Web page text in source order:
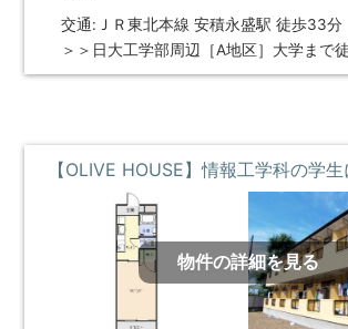
交通:ＪＲ東北本線 安積永盛駅 徒歩33分
＞＞日大工学部周辺［A地区］大学まで徒
物件の詳細を見る